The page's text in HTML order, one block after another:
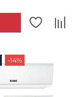
-14%